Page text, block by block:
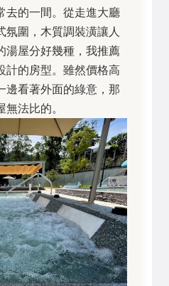
去的一間。從走進大廳
氛圍，木質調裝潢讓人
湯屋分好幾種，我推薦
計的房型。雖然價格高
邊看著外面的綠意，那
法比的。